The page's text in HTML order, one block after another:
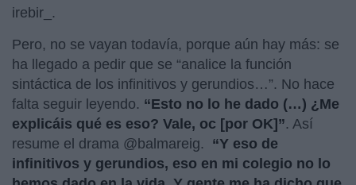
irebir_.
Pero, no se vayan todavía, porque aún hay más: se
ha llegado a pedir que se “analice la función
sintáctica de los infinitivos y gerundios…”. No hace
falta seguir leyendo. “Esto no lo he dado (…) ¿Me
explicáis qué es eso? Vale, oc [por OK]”. Así
resume el drama @balmareig.
“Y eso de
infinitivos y gerundios, eso en mi colegio no lo